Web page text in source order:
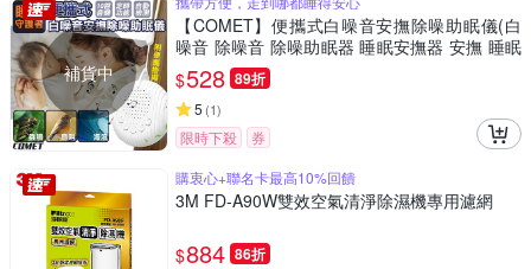
補貨中
【COMET】便攜式白噪音安撫除噪助眠儀(白
噪音 除噪音 除噪助眠器 睡眠安撫器 安撫 睡眠
機/Q3)
$528 89折
5 (1)
限時下殺
券
購衷心+聯名卡最高10%回饋
3M FD-A90W雙效空氣清淨除濕機專用濾網
$884 86折